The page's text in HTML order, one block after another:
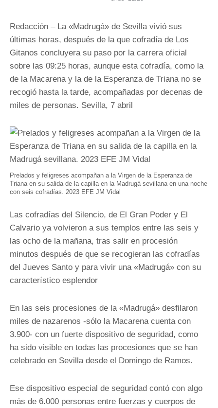
Redacción – La «Madrugá» de Sevilla vivió sus
últimas horas, después de la que cofradía de Los
Gitanos concluyera su paso por la carrera oficial
sobre las 09:25 horas, aunque esta cofradía, como la
de la Macarena y la de la Esperanza de Triana no se
recogió hasta la tarde, acompañadas por decenas de
miles de personas. Sevilla, 7 abril
Prelados y feligreses acompañan a la Virgen de la Esperanza de
Triana en su salida de la capilla en la Madrugá sevillana en una noche
con seis cofradías. 2023 EFE JM Vidal
Las cofradías del Silencio, de El Gran Poder y El
Calvario ya volvieron a sus templos entre las seis y
las ocho de la mañana, tras salir en procesión
minutos después de que se recogieran las cofradías
del Jueves Santo y para vivir una «Madrugá» con su
característico esplendor
En las seis procesiones de la «Madrugá» desfilaron
miles de nazarenos -sólo la Macarena cuenta con
3.900- con un fuerte dispositivo de seguridad, como
ha sido visible en todas las procesiones que se han
celebrado en Sevilla desde el Domingo de Ramos.
Ese dispositivo especial de seguridad contó con algo
más de 6.000 personas entre fuerzas y cuerpos de